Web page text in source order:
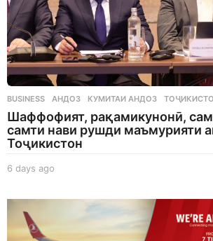
BUSINESS АНДОЗ ,КУМИТАИ АНДОЗ ,
Шаффофият, рақамикунонӣ,
самти нави рушди маъмурияти
Тоҷикистон
6 days ago